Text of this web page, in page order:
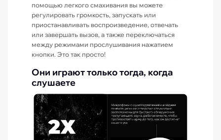
помощью легкого смахивания вы можете
регулировать громкость, запускать или
приостанавливать воспроизведение, отвечать
или завершать вызов, а также переключаться
между режимами прослушивания нажатием
кнопки. Это так просто!
Они играют только тогда, когда
слушаете